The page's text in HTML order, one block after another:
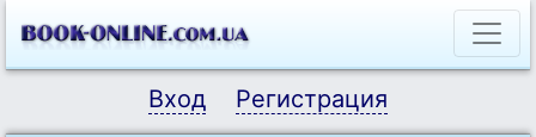
Вход Регистрация